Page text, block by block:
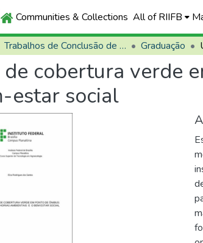
Communities & Collections All of RIIFB
Trabalhos de Conclusão de Curso (TCCs) Graduação
de cobertura verde
estar social